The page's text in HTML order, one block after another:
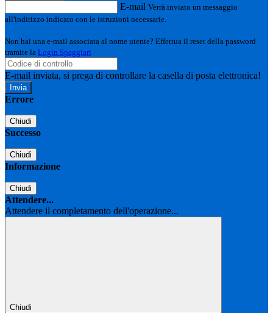
E-mail Verrà inviato un messaggio
all'indirizzo indicato con le istruzioni necessarie.
Non hai una e-mail associata al nome utente? Effettua il reset della password
tramite la Login Spaggiari
E-mail inviata, si prega di controllare la casella di posta elettronica!
Errore
Chiudi
Successo
Chiudi
Informazione
Chiudi
Attendere...
Attendere il completamento dell'operazione...
Chiudi